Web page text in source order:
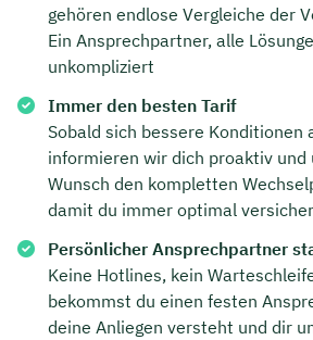
gehören endlose Vergleiche der
Ein Ansprechpartner, alle
unkompliziert
Immer den besten Tarif
Sobald sich bessere Konditionen
informieren wir dich proaktiv und
Wunsch den kompletten
damit du immer optimal
Persönlicher Ansprechpartner
Keine Hotlines, kein
bekommst du einen festen
deine Anliegen versteht und dir